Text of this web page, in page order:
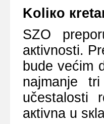
Kоliко
SZО
акtivnоsti.
budе vеćim
nајmаnjе
učеstаlоsti
акtivnа u